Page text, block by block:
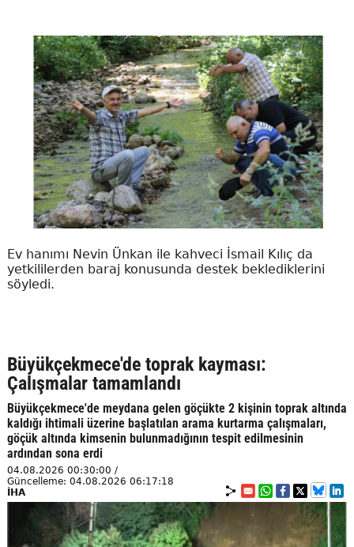
Ev hanımı Nevin Ünkan ile kahveci İsmail Kılıç da
yetkililerden baraj konusunda destek beklediklerini
söyledi.
Büyükçekmece'de toprak kayması:
Çalışmalar tamamlandı
Büyükçekmece'de meydana gelen göçükte 2 kişinin toprak altında
kaldığı ihtimali üzerine başlatılan arama kurtarma çalışmaları,
göçük altında kimsenin bulunmadığının tespit edilmesinin
ardından sona erdi
04.08.2026 00:30:00 /
Güncelleme: 04.08.2026 06:17:18
İHA